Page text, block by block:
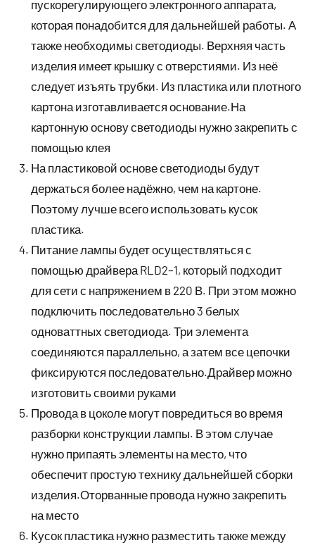
пускорегулирующего электронного аппарата,
которая понадобится для дальнейшей работы. А
также необходимы светодиоды. Верхняя часть
изделия имеет крышку с отверстиями. Из неё
следует изъять трубки. Из пластика или плотного
картона изготавливается основание.На
картонную основу светодиоды нужно закрепить с
помощью клея
На пластиковой основе светодиоды будут
держаться более надёжно, чем на картоне.
Поэтому лучше всего использовать кусок
пластика.
Питание лампы будет осуществляться с
помощью драйвера RLD2–1, который подходит
для сети с напряжением в 220 В. При этом можно
подключить последовательно 3 белых
одноваттных светодиода. Три элемента
соединяются параллельно, а затем все цепочки
фиксируются последовательно.Драйвер можно
изготовить своими руками
Провода в цоколе могут повредиться во время
разборки конструкции лампы. В этом случае
нужно припаять элементы на место, что
обеспечит простую технику дальнейшей сборки
изделия.Оторванные провода нужно закрепить
на место
Кусок пластика нужно разместить также между